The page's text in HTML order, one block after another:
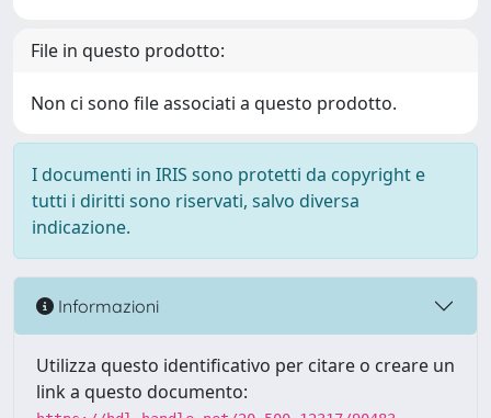
File in questo prodotto:
Non ci sono file associati a questo prodotto.
I documenti in IRIS sono protetti da copyright e
tutti i diritti sono riservati, salvo diversa
indicazione.
Informazioni
Utilizza questo identificativo per citare o creare un
link a questo documento: